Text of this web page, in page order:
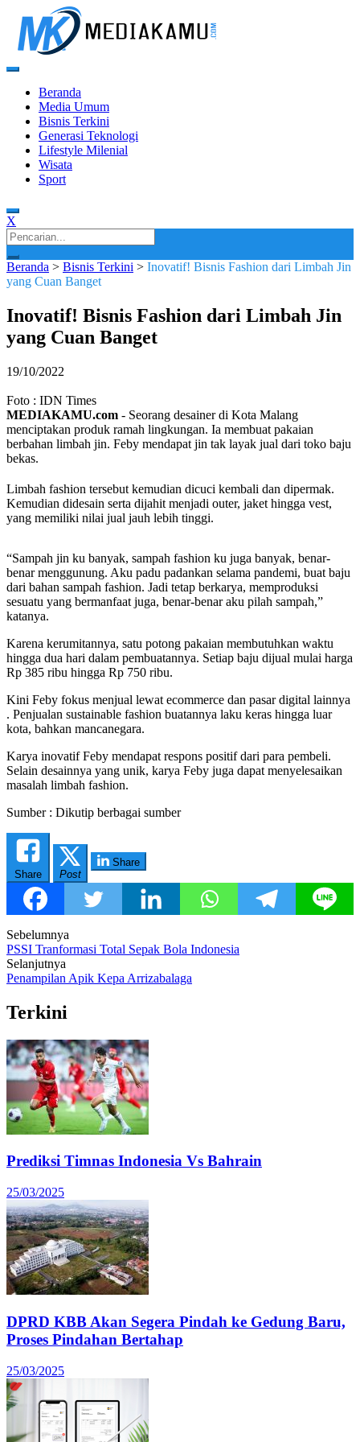
content
MEDIAKAMU.com
Media Terkini untuk Generasi Milenial!
Beranda
Media Umum
Bisnis Terkini
Generasi Teknologi
Lifestyle Milenial
Wisata
Sport
X
Search
for:
Beranda > Bisnis Terkini > Inovatif! Bisnis Fashion dari Limbah Jin
yang Cuan Banget
Inovatif! Bisnis Fashion dari Limbah Jin
yang Cuan Banget
19/10/2022
Foto : IDN Times
MEDIAKAMU.com - Seorang desainer di Kota Malang
menciptakan produk ramah lingkungan. Ia membuat pakaian
berbahan limbah jin. Feby mendapat jin tak layak jual dari toko baju
bekas.
Limbah fashion tersebut kemudian dicuci kembali dan dipermak.
Kemudian didesain serta dijahit menjadi outer, jaket hingga vest,
yang memiliki nilai jual jauh lebih tinggi.
“Sampah jin ku banyak, sampah fashion ku juga banyak, benar-
benar menggunung. Aku padu padankan selama pandemi, buat baju
dari bahan sampah fashion. Jadi tetap berkarya, memproduksi
sesuatu yang bermanfaat juga, benar-benar aku pilah sampah,”
katanya.
Karena kerumitannya, satu potong pakaian membutuhkan waktu
hingga dua hari dalam pembuatannya. Setiap baju dijual mulai harga
Rp 385 ribu hingga Rp 750 ribu.
Kini Feby fokus menjual lewat ecommerce dan pasar digital lainnya
. Penjualan sustainable fashion buatannya laku keras hingga luar
kota, bahkan mancanegara.
Karya inovatif Feby mendapat respons positif dari para pembeli.
Selain desainnya yang unik, karya Feby juga dapat menyelesaikan
masalah limbah fashion.
Sumber : Dikutip berbagai sumber
Share Post
Share
Post
navigation
Sebelumnya
PSSI Tranformasi Total Sepak Bola Indonesia
Selanjutnya
Penampilan Apik Kepa Arrizabalaga
Terkini
Prediksi Timnas Indonesia Vs Bahrain
25/03/2025
DPRD KBB Akan Segera Pindah ke Gedung Baru,
Proses Pindahan Bertahap
25/03/2025